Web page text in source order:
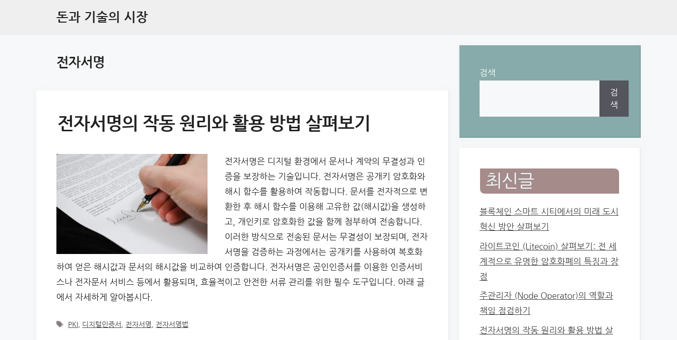
돈과 기술의 시장
전자서명
전자서명의 작동 원리와 활용 방법 살펴보기
전자서명은 디지털 환경에서 문서나 계약의 무결성과 인
증을 보장하는 기술입니다. 전자서명은 공개키 암호화와
해시 함수를 활용하여 작동합니다. 문서를 전자적으로 변
환한 후 해시 함수를 이용해 고유한 값(해시값)을 생성하
고, 개인키로 암호화한 값을 함께 첨부하여 전송합니다.
이러한 방식으로 전송된 문서는 무결성이 보장되며, 전자
서명을 검증하는 과정에서는 공개키를 사용하여 복호화
하여 얻은 해시값과 문서의 해시값을 비교하여 인증합니다. 전자서명은 공인인증서를 이용한 인증서비
스나 전자문서 서비스 등에서 활용되며, 효율적이고 안전한 서류 관리를 위한 필수 도구입니다. 아래 글
에서 자세하게 알아봅시다.
Tags
PKI 디지털인증서 전자서명 전자서명법
검색
검
색
최신글
블록체인 스마트 시티에서의 미래 도시
혁신 방안 살펴보기
라이트코인 (Litecoin) 살펴보기: 전 세
계적으로 유명한 암호화폐의 특징과 장
점
주관리자 (Node Operator)의 역할과
책임 점검하기
전자서명의 작동 원리와 활용 방법 살